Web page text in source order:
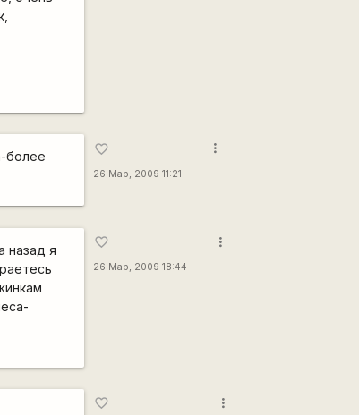
более
favorite_border
26 Мар, 2009 11:21
more_vert
назад я
favorite_border
26 Мар, 2009 18:44
more_vert
favorite_border more_vert